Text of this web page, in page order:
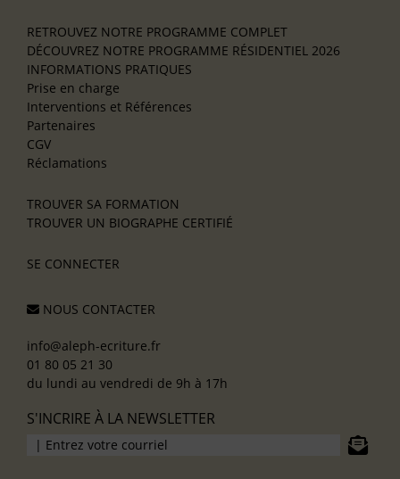
RETROUVEZ NOTRE PROGRAMME COMPLET
DÉCOUVREZ NOTRE PROGRAMME RÉSIDENTIEL 2026
INFORMATIONS PRATIQUES
Prise en charge
Interventions et Références
Partenaires
CGV
Réclamations
TROUVER SA FORMATION
TROUVER UN BIOGRAPHE CERTIFIÉ
SE CONNECTER
NOUS CONTACTER
info@aleph-ecriture.fr
01 80 05 21 30
du lundi au vendredi de 9h à 17h
S'INCRIRE À LA NEWSLETTER